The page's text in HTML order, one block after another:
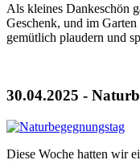
Als kleines Dankeschön
Geschenk, und im
gemütlich plaudern und
30.04.2025 -
Diese Woche hatten wir